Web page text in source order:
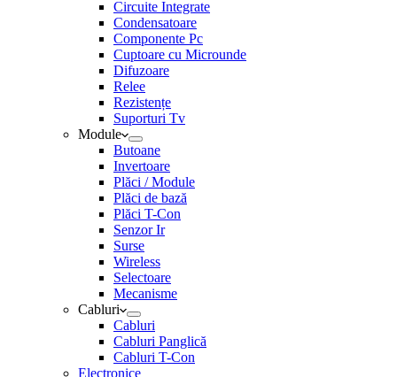
Circuite Integrate
Condensatoare
Componente Pc
Cuptoare cu Microunde
Difuzoare
Relee
Rezistențe
Suporturi Tv
Module
Butoane
Invertoare
Plăci / Module
Plăci de bază
Plăci T-Con
Senzor Ir
Surse
Wireless
Selectoare
Mecanisme
Cabluri
Cabluri
Cabluri Panglică
Cabluri T-Con
Electronice